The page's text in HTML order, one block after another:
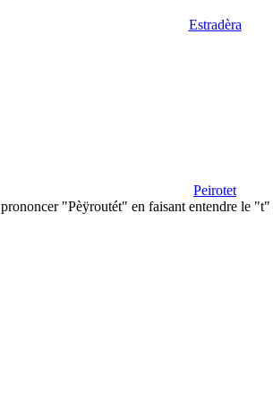
Estradèra
Peirotet
prononcer "Pèÿroutét" en faisant entendre le